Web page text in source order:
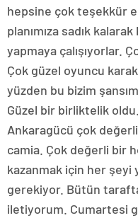
hepsine çok teşekkür
planımıza sadık
yapmaya çalışıyorlar.
Çok güzel oyuncu
yüzden bu bizim
Güzel bir birliktelik
Ankaragücü çok
camia. Çok değerli bir
kazanmak için her şeyi
gerekiyor. Bütün
iletiyorum. Cumartesi